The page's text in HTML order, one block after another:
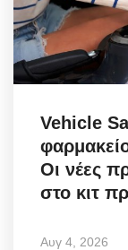
Travel
World
Greece
Entertainment
Arts & Culture
Vehicle
Οι νέες
στο κιτ
Αυγ 4, 2026